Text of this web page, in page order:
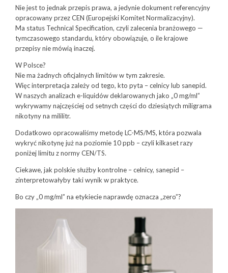
Nie jest to jednak przepis prawa, a jedynie dokument referencyjny
opracowany przez CEN (Europejski Komitet Normalizacyjny).
Ma status Technical Specification, czyli zalecenia branżowego —
tymczasowego standardu, który obowiązuje, o ile krajowe
przepisy nie mówią inaczej.
W Polsce?
Nie ma żadnych oficjalnych limitów w tym zakresie.
Więc interpretacja zależy od tego, kto pyta – celnicy lub sanepid.
W naszych analizach e-liquidów deklarowanych jako „0 mg/ml”
wykrywamy najczęściej od setnych części do dziesiątych miligrama
nikotyny na mililitr.
Dodatkowo opracowaliśmy metodę LC-MS/MS, która pozwala
wykryć nikotynę już na poziomie 10 ppb – czyli kilkaset razy
poniżej limitu z normy CEN/TS.
Ciekawe, jak polskie służby kontrolne – celnicy, sanepid –
zinterpretowałyby taki wynik w praktyce.
Bo czy „0 mg/ml” na etykiecie naprawdę oznacza „zero”?